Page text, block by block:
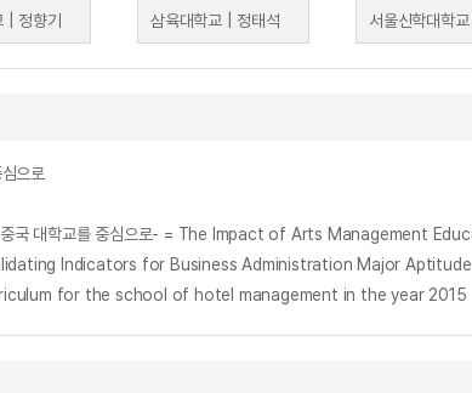
| 정향기
삼육대학교 | 정태석
으로
Validating Indicators for Business Administration Major Aptitude
for the school of hotel management in the year 2015